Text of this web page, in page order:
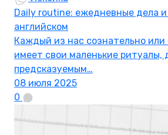
Daily routine: ежедневные дела
английском
Каждый из нас сознательно или
имеет свои маленькие
предсказуемым…
08 июля 2025
0